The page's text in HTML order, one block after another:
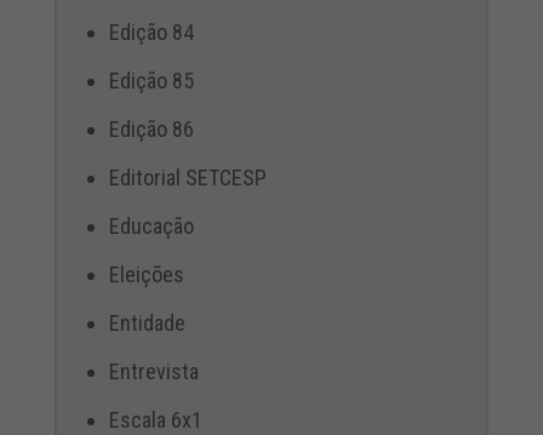
Edição 84
Edição 85
Edição 86
Editorial SETCESP
Educação
Eleições
Entidade
Entrevista
Escala 6x1